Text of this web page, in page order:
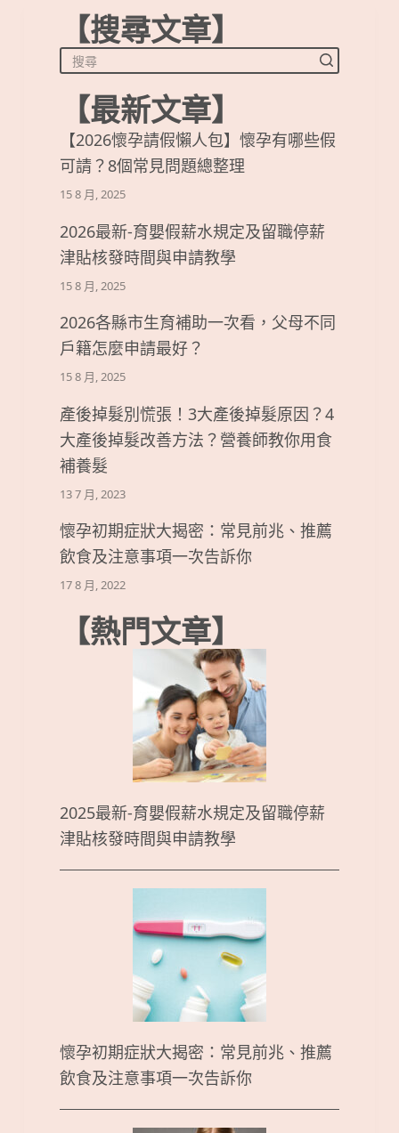
【搜尋文章】
【最新文章】
【2026懷孕請假懶人包】懷孕有哪些假
可請？8個常見問題總整理
15 8 月, 2025
2026最新-育嬰假薪水規定及留職停薪
津貼核發時間與申請教學
15 8 月, 2025
2026各縣市生育補助一次看，父母不同
戶籍怎麼申請最好？
15 8 月, 2025
產後掉髮別慌張！3大產後掉髮原因？4
大產後掉髮改善方法？營養師教你用食
補養髮
13 7 月, 2023
懷孕初期症狀大揭密：常見前兆、推薦
飲食及注意事項一次告訴你
17 8 月, 2022
【熱門文章】
2025最新-育嬰假薪水規定及留職停薪
津貼核發時間與申請教學
懷孕初期症狀大揭密：常見前兆、推薦
飲食及注意事項一次告訴你